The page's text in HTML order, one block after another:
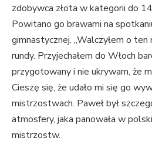
zdobywca złota w kategorii do
Powitano go brawami na
gimnastycznej. „Walczyłem o
rundy. Przyjechałem do Włoch
przygotowany i nie ukrywam, że
Cieszę się, że udało mi się go
mistrzostwach. Paweł był
atmosfery, jaka panowała w
mistrzostw.